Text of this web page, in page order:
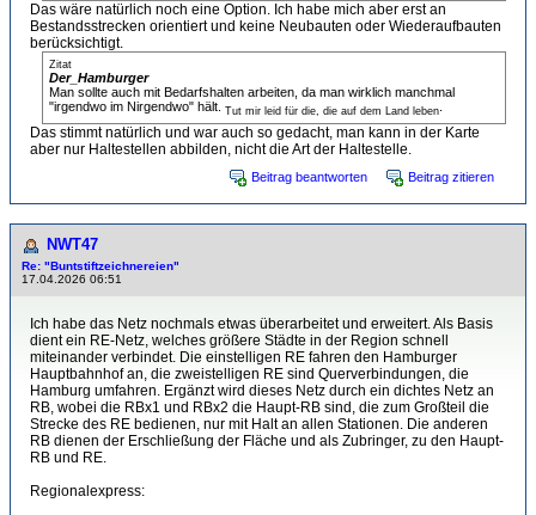
Das wäre natürlich noch eine Option. Ich habe mich aber erst an
Bestandsstrecken orientiert und keine Neubauten oder Wiederaufbauten
berücksichtigt.
Zitat
Der_Hamburger
Man sollte auch mit Bedarfshalten arbeiten, da man wirklich manchmal
"irgendwo im Nirgendwo" hält. Tut mir leid für die, die auf dem Land leben
Das stimmt natürlich und war auch so gedacht, man kann in der Karte
aber nur Haltestellen abbilden, nicht die Art der Haltestelle.
Beitrag beantworten Beitrag zitieren
NWT47
Re: "Buntstiftzeichnereien"
17.04.2026 06:51
Ich habe das Netz nochmals etwas überarbeitet und erweitert. Als Basis
dient ein RE-Netz, welches größere Städte in der Region schnell
miteinander verbindet. Die einstelligen RE fahren den Hamburger
Hauptbahnhof an, die zweistelligen RE sind Querverbindungen, die
Hamburg umfahren. Ergänzt wird dieses Netz durch ein dichtes Netz an
RB, wobei die RBx1 und RBx2 die Haupt-RB sind, die zum Großteil die
Strecke des RE bedienen, nur mit Halt an allen Stationen. Die anderen
RB dienen der Erschließung der Fläche und als Zubringer, zu den Haupt-
RB und RE.
Regionalexpress: